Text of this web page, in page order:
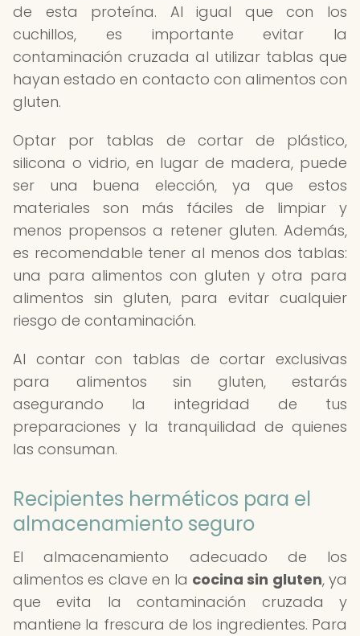
de esta proteína. Al igual que con los
cuchillos, es importante evitar la
contaminación cruzada al utilizar tablas que
hayan estado en contacto con alimentos con
gluten.
Optar por tablas de cortar de plástico,
silicona o vidrio, en lugar de madera, puede
ser una buena elección, ya que estos
materiales son más fáciles de limpiar y
menos propensos a retener gluten. Además,
es recomendable tener al menos dos tablas:
una para alimentos con gluten y otra para
alimentos sin gluten, para evitar cualquier
riesgo de contaminación.
Al contar con tablas de cortar exclusivas
para alimentos sin gluten, estarás
asegurando la integridad de tus
preparaciones y la tranquilidad de quienes
las consuman.
Recipientes herméticos para el
almacenamiento seguro
El almacenamiento adecuado de los
alimentos es clave en la cocina sin gluten, ya
que evita la contaminación cruzada y
mantiene la frescura de los ingredientes. Para